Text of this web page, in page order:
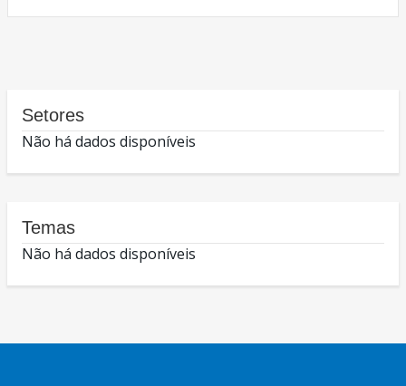
Setores
Não há dados disponíveis
Temas
Não há dados disponíveis